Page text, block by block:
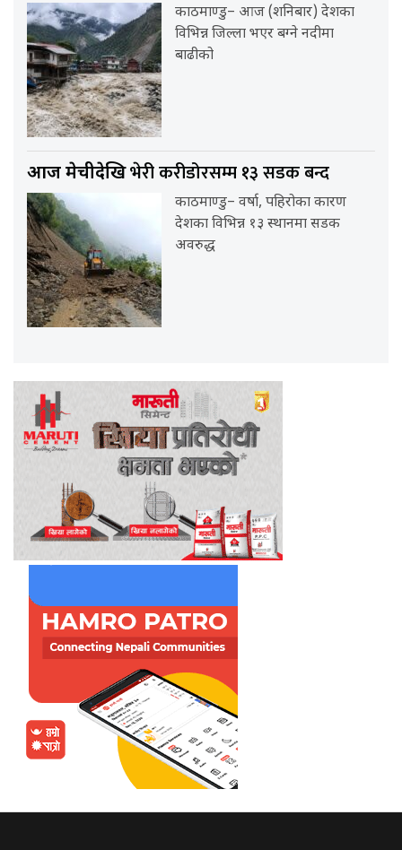
काठमाण्डु– आज (शनिबार) देशका
विभिन्न जिल्ला भएर बग्ने नदीमा
बाढीको
आज मेचीदेखिभेरी करीडोरसम्म १३ सडक बन्द
काठमाण्डु– वर्षा, पहिरोका कारण
देशका विभिन्न १३ स्थानमा सडक
अवरुद्ध